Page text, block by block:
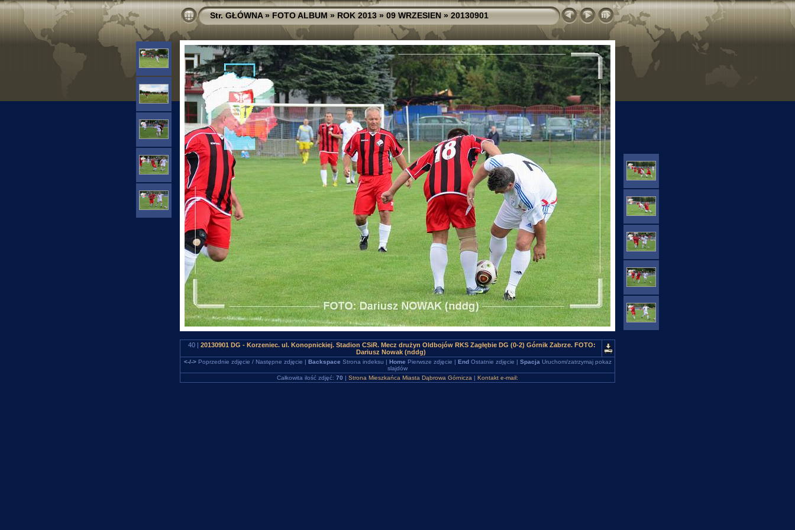
Str. GŁÓWNA»FOTO ALBUM»ROK 2013»09 WRZESIEN»20130901
40 | 20130901 DG - Korzeniec. ul. Konopnickiej. Stadion CSiR. Mecz drużyn Oldbojów RKS Zagłębie DG (0-2) Górnik Zabrze. FOTO:
Dariusz Nowak (nddg)
<-/->Poprzednie zdjęcie / Następne zdjęcie | Backspace Strona indeksu | Home Pierwsze zdjęcie | EndOstatnie zdjęcie | Spacja Uruchom/zatrzymaj pokaz
slajdów
Całkowita ilość zdjęć: 70 | Strona Mieszkańca Miasta Dąbrowa Górnicza | Kontakt e-mail: